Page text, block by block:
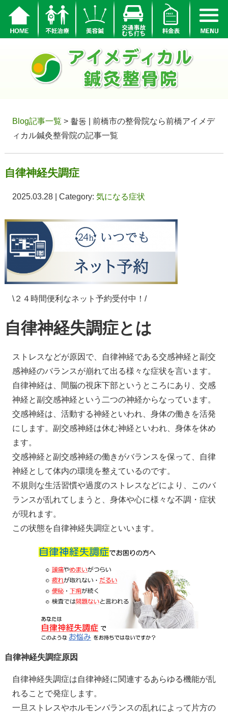
Blog記事一覧 > 활동 | 前橋市の整骨院なら前橋アイメデ
ィカル鍼灸整骨院の記事一覧
自律神経失調症
2025.03.28 | Category: 気になる症状
\２４時間便利なネット予約受付中！/
自律神経失調症とは
ストレスなどが原因で、自律神経である交感神経と副交
感神経のバランスが崩れて出る様々な症状を言います。
自律神経は、間脳の視床下部というところにあり、交感
神経と副交感神経という二つの神経からなっています。
交感神経は、活動する神経といわれ、身体の働きを活発
にします。副交感神経は休む神経といわれ、身体を休め
ます。
交感神経と副交感神経の働きがバランスを保って、自律
神経として体内の環境を整えているのです。
不規則な生活習慣や過度のストレスなどにより、このバ
ランスが乱れてしまうと、身体や心に様々な不調・症状
が現れます。
この状態を自律神経失調症といいます。
自律神経失調症原因
自律神経失調症は自律神経に関連するあらゆる機能が乱
れることで発症します。
一旦ストレスやホルモンバランスの乱れによって片方の